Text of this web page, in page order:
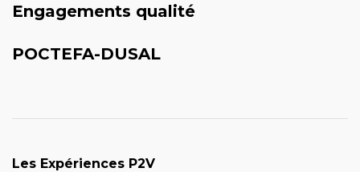
Engagements qualité
POCTEFA-DUSAL
Les Expériences P2V